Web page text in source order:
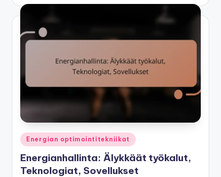
Posted
in
Energian optimointitekniikat
Energianhallinta: Älykkäät työkalut,
Teknologiat, Sovellukset